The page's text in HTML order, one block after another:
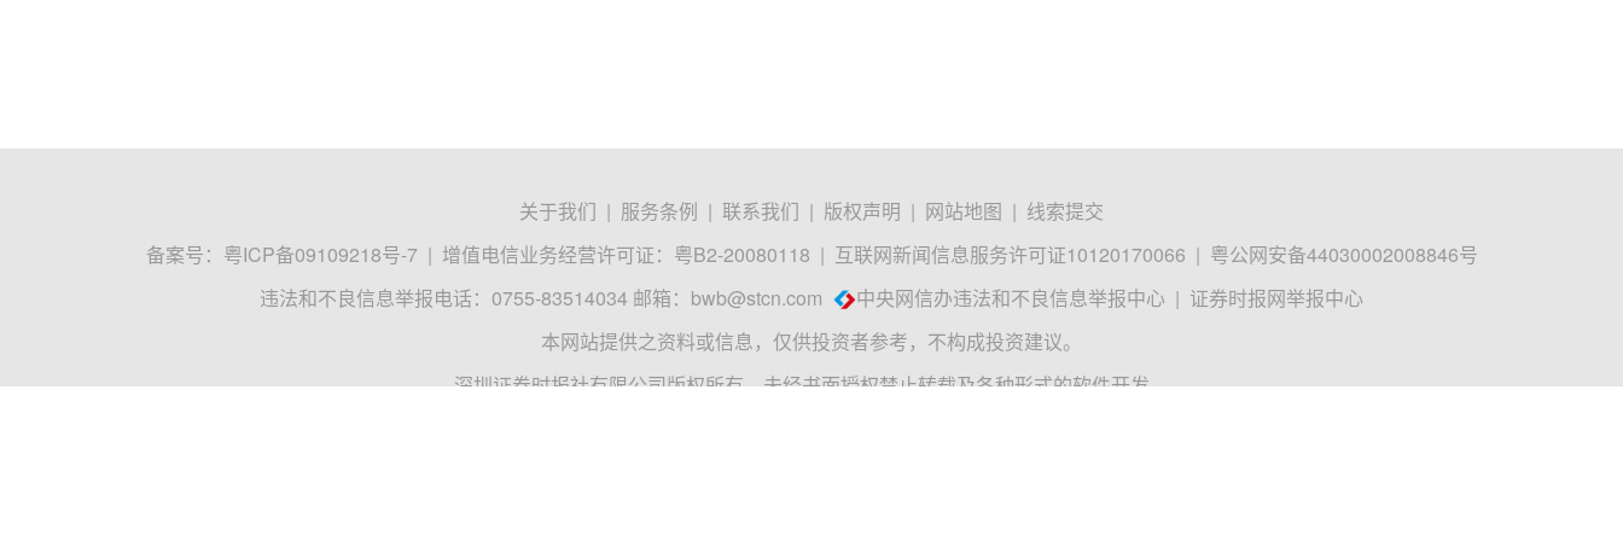
关于我们 | 服务条例 | 联系我们 | 版权声明 | 网站地图 | 线索提交
备案号： 粤ICP备09109218号-7 | 增值电信业务经营许可证：粤B2-20080118 | 互联网新闻信息服务许可证10120170066 | 粤公网安备44030002008846号
违法和不良信息举报电话：0755-83514034 邮箱： bwb@stcn.com 中央网信办违法和不良信息举报中心 | 证券时报网举报中心
本网站提供之资料或信息，仅供投资者参考，不构成投资建议。
深圳证券时报社有限公司版权所有，未经书面授权禁止转载及各种形式的软件开发。